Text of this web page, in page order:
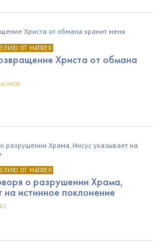
ОТ МАТФЕЯ
Христа от обмана
ОТ МАТФЕЯ
о разрушении Храма,
на истинное поклонение